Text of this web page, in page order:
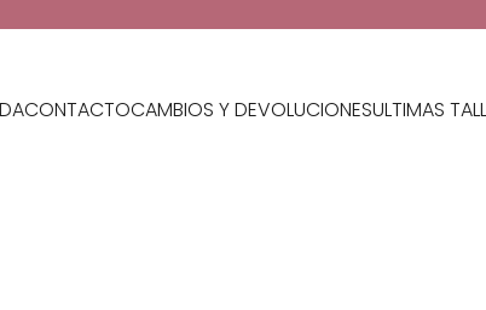
CONTACTOCAMBIOS Y DEVOLUCIONESULTIMAS